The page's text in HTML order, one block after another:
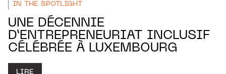
IN THE SPOTLIGHT
UNE DÉCENNIE
D’ENTREPRENEURIAT INCLUSIF
CÉLÉBRÉE À LUXEMBOURG
LIRE